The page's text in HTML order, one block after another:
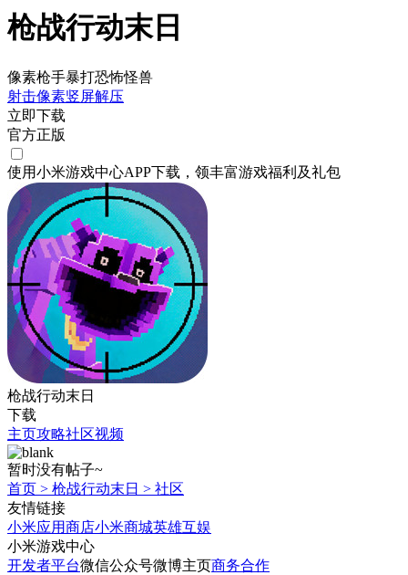
枪战行动末日
像素枪手暴打恐怖怪兽
射击像素竖屏解压
立即下载
官方正版
使用小米游戏中心APP下载 ，领丰富游戏福利 及礼包
枪战行动末日
下载
主页攻略社区视频
暂时没有帖子~
首页 > 枪战行动末日 > 社区
友情链接
小米应用商店小米商城英雄互娱
小米游戏中心
开发者平台微信公众号微博主页商务合作